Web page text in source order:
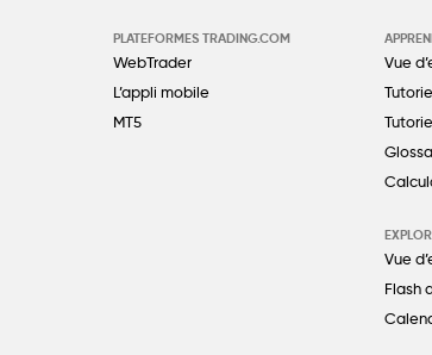
PLATEFORMES TRADING.COM
WebTrader
L’appli mobile
MT5
Vue
Vue
Flash